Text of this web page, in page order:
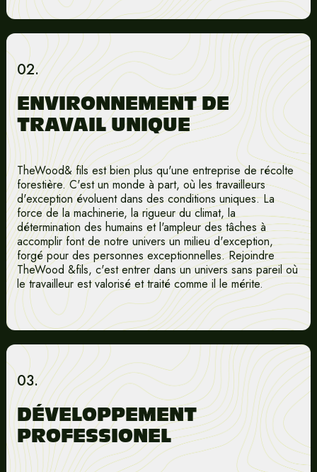
02.
ENVIRONNEMENT DE
TRAVAIL UNIQUE
TheWood& fils est bien plus qu'une entreprise de récolte
forestière. C'est un monde à part, où les travailleurs
d'exception évoluent dans des conditions uniques. La
force de la machinerie, la rigueur du climat, la
détermination des humains et l'ampleur des tâches à
accomplir font de notre univers un milieu d'exception,
forgé pour des personnes exceptionnelles. Rejoindre
TheWood &fils, c'est entrer dans un univers sans pareil où
le travailleur est valorisé et traité comme il le mérite.
03.
DÉVELOPPEMENT
PROFESSIONEL